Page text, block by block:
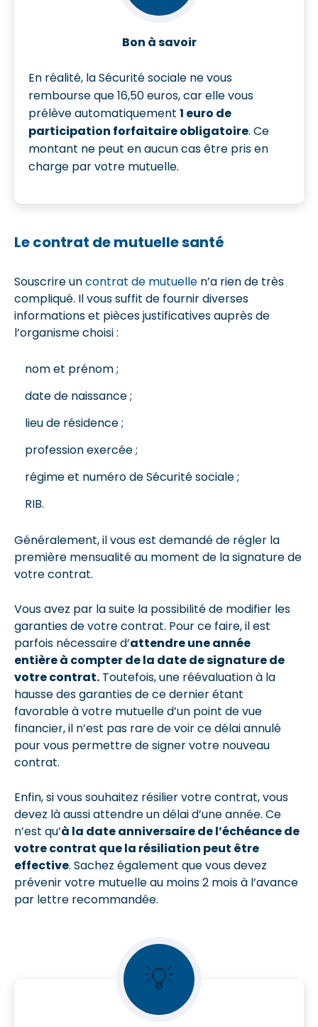
Bon à savoir
En réalité, la Sécurité sociale ne vous
rembourse que 16,50 euros, car elle vous
prélève automatiquement 1 euro de
participation forfaitaire obligatoire. Ce
montant ne peut en aucun cas être pris en
charge par votre mutuelle.
Le contrat de mutuelle santé
Souscrire uncontrat de mutuelle n’a rien de très
compliqué. Il vous suffit de fournir diverses
informations et pièces justificatives auprès de
l’organisme choisi :
nom et prénom ;
date de naissance ;
lieu de résidence ;
profession exercée ;
régime et numéro de Sécurité sociale ;
RIB.
Généralement, il vous est demandé de régler la
première mensualité au moment de la signature de
votre contrat.
Vous avez par la suite la possibilité de modifier les
garanties de votre contrat. Pour ce faire, il est
parfois nécessaire d’attendre une année
entière à compter de la date de signature de
votre contrat. Toutefois, une réévaluation à la
hausse des garanties de ce dernier étant
favorable à votre mutuelle d’un point de vue
financier, il n’est pas rare de voir ce délai annulé
pour vous permettre de signer votre nouveau
contrat.
Enfin, si vous souhaitez résilier votre contrat, vous
devez là aussi attendre un délai d’une année. Ce
n’est qu’à la date anniversaire de l’échéance de
votre contrat que la résiliation peut être
effective. Sachez également que vous devez
prévenir votre mutuelle au moins 2 mois à l’avance
par lettre recommandée.
💡